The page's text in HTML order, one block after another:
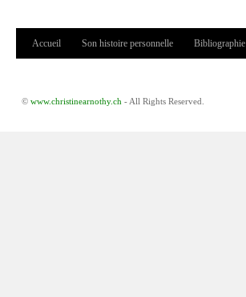
Menu principal
Accueil Son histoire personnelle Bibliographie
© www.christinearnothy.ch - All Rights Reserved.